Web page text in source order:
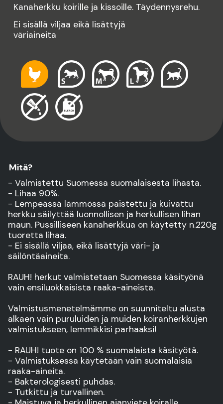
Kanaherkku koirille ja kissoille. Täydennysrehu.
Ei sisällä viljaa eikä lisättyjä
väriaineita
Mitä?
- Valmistettu Suomessa suomalaisesta lihasta.
- Lihaa 90%.
- Lempeässä lämmössä paistettu ja kuivattu
herkku säilyttää luonnollisen ja herkullisen lihan
maun. Pussilliseen kanaherkkua on käytetty n.220g
tuoretta lihaa.
- Ei sisällä viljaa, eikä lisättyjä väri- ja
säilöntäaineita.
RAUH! herkut valmistetaan Suomessa käsityönä
vain ensiluokkaisista raaka-aineista.
Valmistusmenetelmämme on suunniteltu alusta
alkaen vain puruluiden ja muiden koiranherkkujen
valmistukseen, lemmikkisi parhaaksi!
- RAUH! tuote on 100 % suomalaista käsityötä.
- Valmistuksessa käytetään vain suomalaisia
raaka-aineita.
- Bakterologisesti puhdas.
- Tutkittu ja turvallinen.